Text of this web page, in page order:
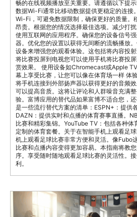
畅的在线视频播放至关重要。请遵循以下提
数据Wi-Fi通常比移动数据提供更稳定的连接
Wi-Fi，可避免数据限制，确保更好的质量。
昂贵。根据您的情况选择最佳选项。减少打
使用互联网的应用程序。确保您的设备信号
器。优化您的设置以获得无间断的流畅播放
设备来增强您的观看体验。这包括将内容投射
将比赛投屏到电视您可以使用手机将比赛投
赏效果。 使用设备如Chromecast或Apple
幕上享受比赛，让您可以像在体育场一样 体
将手机连接到外部扬声器以获得更好的音频
可以提高音质。这将让评论和人群噪音充满
验。富博应用的替代品如果富博不适合您，
是一些流行替代方案的清单：ESPN+：提供
DAZN：提供实时和点播的体育赛事直播。
比赛和精彩集锦。YouTube TV：包括各种
定制的体育套餐。关于在智能手机上观看足
机上观看足球比赛非常方便和灵活。像Fubo
比赛和点播内容变得更加容易。本指南将教
序。享受随时随地观看足球比赛的灵活性。
利。